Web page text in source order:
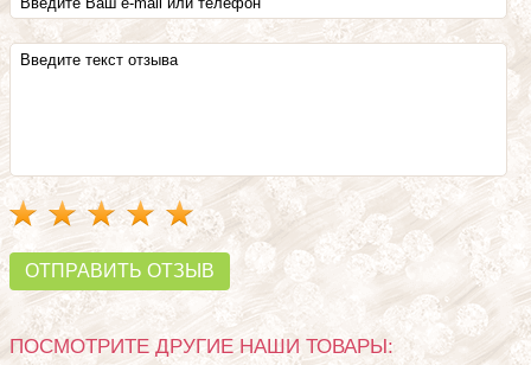
ОТПРАВИТЬ ОТЗЫВ
ПОСМОТРИТЕ ДРУГИЕ НАШИ ТОВАРЫ: